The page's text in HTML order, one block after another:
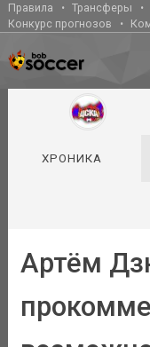
Правила Трансферы
Конкурс прогнозов
ХРОНИКА
Артём